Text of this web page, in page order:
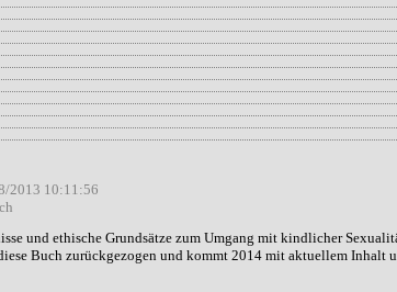
2013 10:11:56
und ethische Grundsätze zum Umgang mit kindlicher
Buch zurückgezogen und kommt 2014 mit aktuellem Inhalt